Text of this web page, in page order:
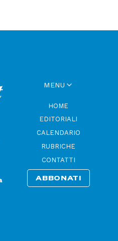
MENU
HOME
EDITORIALI
CALENDARIO
RUBRICHE
CONTATTI
ABBONATI